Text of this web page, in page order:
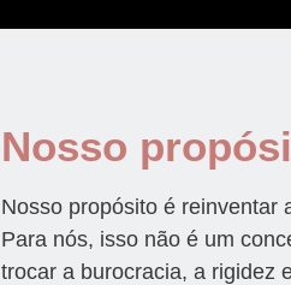
Nosso
Nosso propósito é reinventar
Para nós, isso não é um
trocar a burocracia, a rigidez